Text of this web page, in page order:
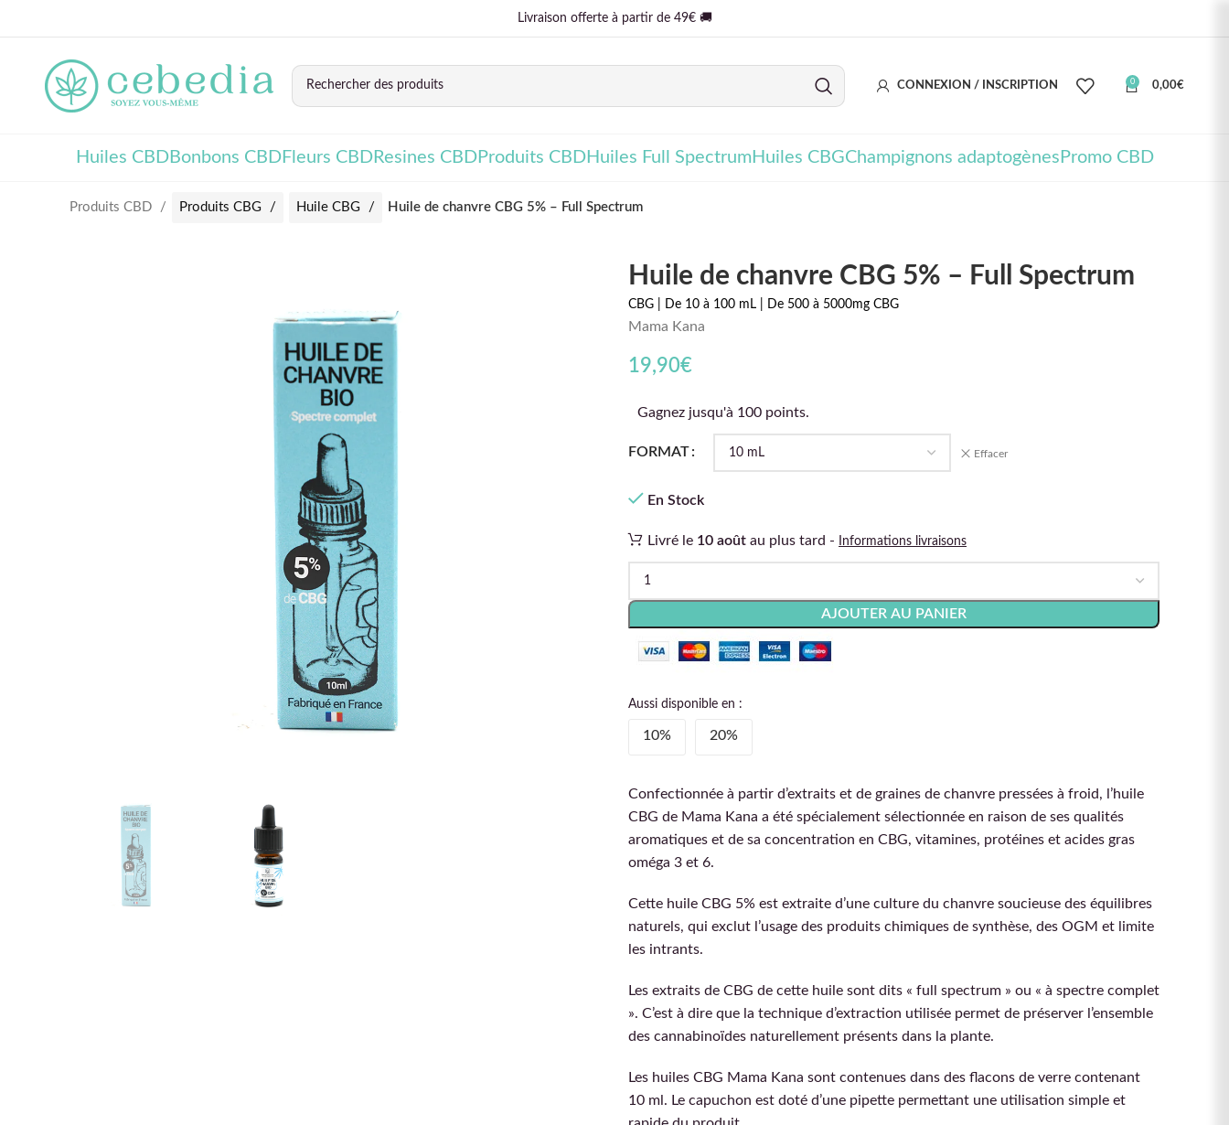
Livraison offerte à partir de 49€ 🚚
CONNEXION / INSCRIPTION 0 0,00€
Huiles CBDBonbons CBDFleurs CBDResines CBDProduits CBDHuiles Full SpectrumHuiles CBGChampignons adaptogènes Promo CBD
Produits CBD Produits CBG Huile CBG Huile de chanvre CBG 5% – Full Spectrum
Huile de chanvre CBG 5% – Full Spectrum
CBG | De 10 à 100 mL | De 500 à 5000mg CBG
Mama Kana
19,90€
Gagnez jusqu'à 100 points.
FORMAT Effacer
En Stock
Livré le 10 août au plus tard - Informations livraisons
AJOUTER AU PANIER
Aussi disponible en :
10% 20%
Confectionnée à partir d’extraits et de graines de chanvre pressées à froid, l’huile
CBG de Mama Kana a été spécialement sélectionnée en raison de ses qualités
aromatiques et de sa concentration en CBG, vitamines, protéines et acides gras
oméga 3 et 6.
Cette huile CBG 5% est extraite d’une culture du chanvre soucieuse des équilibres
naturels, qui exclut l’usage des produits chimiques de synthèse, des OGM et limite
les intrants.
Les extraits de CBG de cette huile sont dits « full spectrum » ou « à spectre complet
». C’est à dire que la technique d’extraction utilisée permet de préserver l’ensemble
des cannabinoïdes naturellement présents dans la plante.
Les huiles CBG Mama Kana sont contenues dans des flacons de verre contenant
10 ml. Le capuchon est doté d’une pipette permettant une utilisation simple et